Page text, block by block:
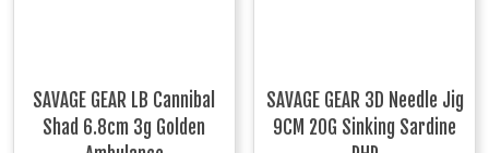
SAVAGE GEAR LB Cannibal
Shad 6.8cm 3g Golden
SAVAGE GEAR 3D Needle Jig
9CM 20G Sinking Sardine